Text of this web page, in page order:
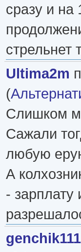
сразу и
стрельнет
Ultima2m
(
Слишком
Сажали
любую
А
- зарплату
genchik111